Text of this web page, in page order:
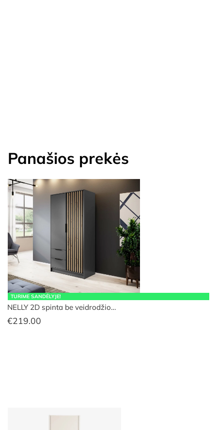
Panašios prekės
TURIME SANDĖLYJE!
NELLY 2D spinta be veidrodžio…
€219.00